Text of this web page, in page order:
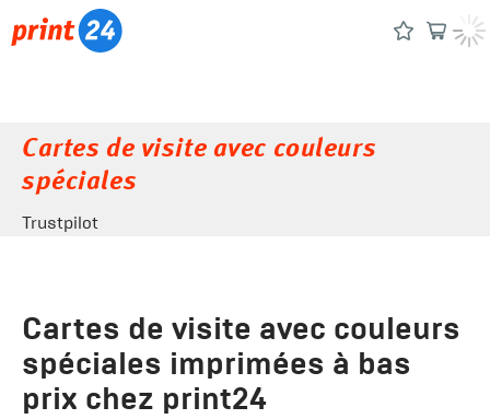
Cartes de visite avec couleurs
spéciales
Trustpilot
Cartes de visite avec couleurs
spéciales imprimées à bas
prix chez print24